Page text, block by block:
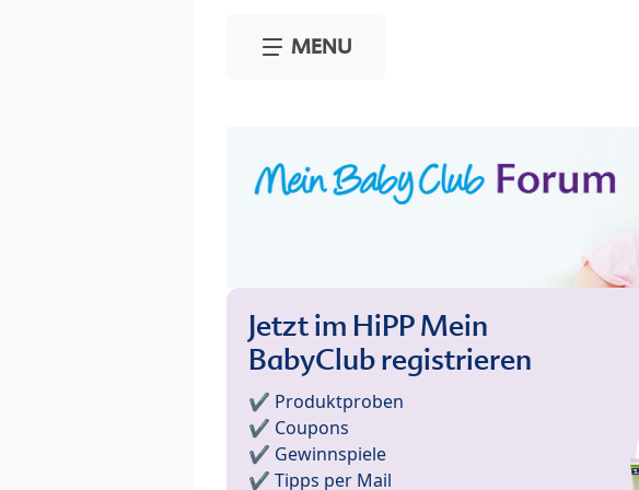
MENU
Jetzt im HiPP Mein
BabyClub registrieren
✔️ Produktproben
✔️ Coupons
✔️ Gewinnspiele
✔️ Tipps per Mail